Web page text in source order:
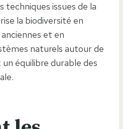
techniques issues de la
la biodiversité en
et en
naturels autour de
équilibre durable des